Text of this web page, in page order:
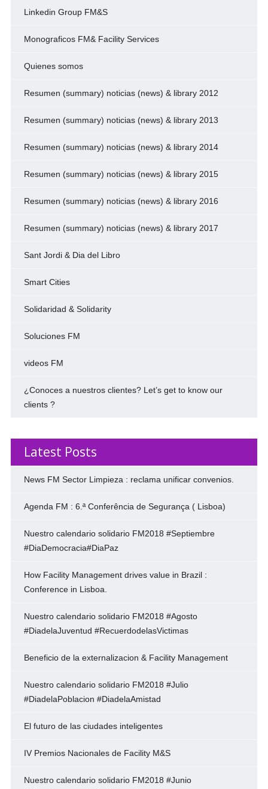
Linkedin Group FM&S
Monograficos FM& Facility Services
Quienes somos
Resumen (summary) noticias (news) & library 2012
Resumen (summary) noticias (news) & library 2013
Resumen (summary) noticias (news) & library 2014
Resumen (summary) noticias (news) & library 2015
Resumen (summary) noticias (news) & library 2016
Resumen (summary) noticias (news) & library 2017
Sant Jordi & Dia del Libro
Smart Cities
Solidaridad & Solidarity
Soluciones FM
videos FM
¿Conoces a nuestros clientes? Let’s get to know our
clients ?
Latest Posts
News FM Sector Limpieza : reclama unificar convenios.
Agenda FM : 6.ª Conferência de Segurança ( Lisboa)
Nuestro calendario solidario FM2018 #Septiembre
#DiaDemocracia#DiaPaz
How Facility Management drives value in Brazil :
Conference in Lisboa.
Nuestro calendario solidario FM2018 #Agosto
#DiadelaJuventud #RecuerdodelasVictimas
Beneficio de la externalizacion & Facility Management
Nuestro calendario solidario FM2018 #Julio
#DiadelaPoblacion #DiadelaAmistad
El futuro de las ciudades inteligentes
IV Premios Nacionales de Facility M&S
Nuestro calendario solidario FM2018 #Junio